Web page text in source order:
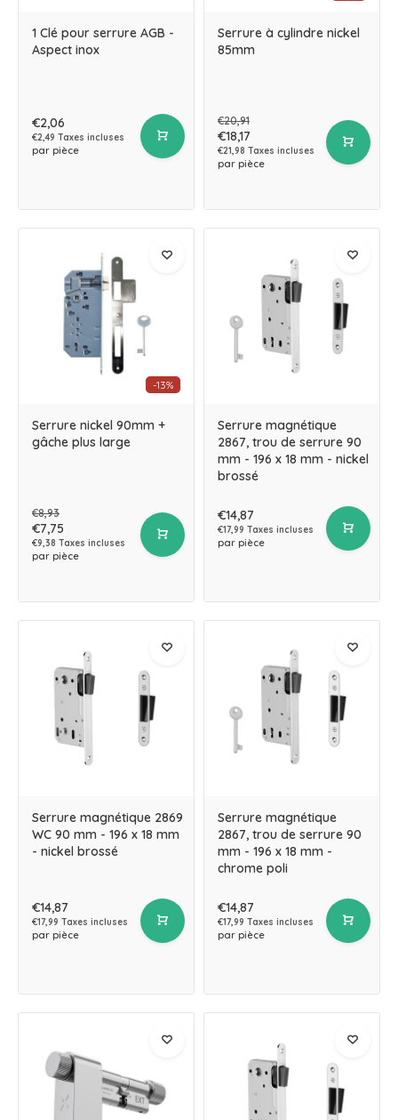
1 Clé pour serrure AGB -
Aspect inox
€2,06
€2,49 Taxes incluses
par pièce
Serrure à cylindre nickel
85mm
€20,91
€18,17
€21,98 Taxes incluses
par pièce
-13%
Serrure nickel 90mm +
gâche plus large
€8,93
€7,75
€9,38 Taxes incluses
par pièce
Serrure magnétique
2867, trou de serrure 90
mm - 196 x 18 mm - nickel
brossé
€14,87
€17,99 Taxes incluses
par pièce
Serrure magnétique 2869
WC 90 mm - 196 x 18 mm
- nickel brossé
€14,87
€17,99 Taxes incluses
par pièce
Serrure magnétique
2867, trou de serrure 90
mm - 196 x 18 mm -
chrome poli
€14,87
€17,99 Taxes incluses
par pièce